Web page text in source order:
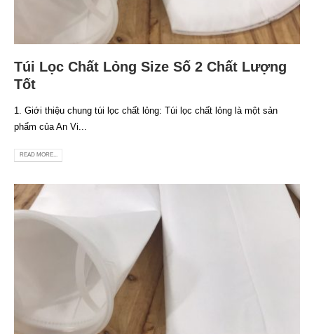
Túi Lọc Chất Lỏng Size Số 2 Chất Lượng
Tốt
1. Giới thiệu chung túi lọc chất lỏng: Túi lọc chất lỏng là một sản
phẩm của An Vi...
READ MORE...